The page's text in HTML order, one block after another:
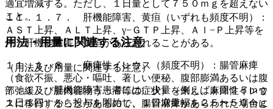
１１．１．７． 肝機能障害、黄疸（いずれも頻度不明）：
ＡＳＴ上昇、ＡＬＴ上昇、γ−ＧＴＰ上昇、Ａｌ−Ｐ上昇等を
伴う肝機能障害、黄疸があらわれることがある。
１１．１．８． 麻痺性イレウス（頻度不明）：腸管麻痺
（食欲不振、悪心・嘔吐、著しい便秘、腹部膨満あるいは腹
部弛緩及び腸内容物うっ滞等の症状）を来し、麻痺性イレウ
スに移行することがあるので、腸管麻痺があらわれた場合に
適宜増減する。ただし、１日量として７５０ｍｇを超えない
こと。
用法・用量に関連する注意
（用法及び用量に関連する注意）
７．１． 肝機能障害患者には、少量（例えば１回２５ｍｇ
１日１回）から投与を開始し、１日増量幅を２５〜５０ｍｇ